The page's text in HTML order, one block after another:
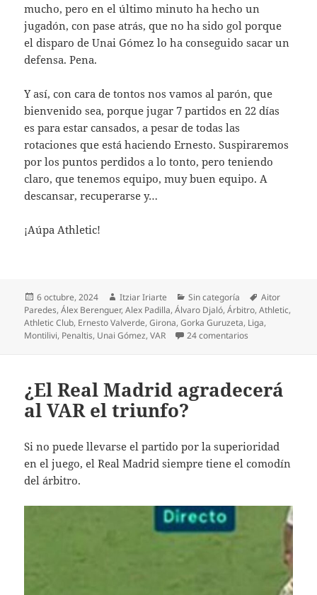
mucho, pero en el último minuto ha hecho un
jugadón, con pase atrás, que no ha sido gol porque
el disparo de Unai Gómez lo ha conseguido sacar un
defensa. Pena.
Y así, con cara de tontos nos vamos al parón, que
bienvenido sea, porque jugar 7 partidos en 22 días
es para estar cansados, a pesar de todas las
rotaciones que está haciendo Ernesto. Suspiraremos
por los puntos perdidos a lo tonto, pero teniendo
claro, que tenemos equipo, muy buen equipo. A
descansar, recuperarse y…
¡Aúpa Athletic!
Publicado
el
6 octubre, 2024 Autor
Itziar Iriarte Categorías
Sin categoría Etiquetas
Aitor
Paredes,Álex Berenguer,Alex Padilla,Álvaro Djaló,Árbitro,Athletic,
Athletic Club, Ernesto Valverde,Girona,Gorka Guruzeta, Liga,
Montilivi, Penaltis, Unai Gómez,VAR 24 comentarios
¿El Real Madrid agradecerá
al VAR el triunfo?
Si no puede llevarse el partido por la superioridad
en el juego, el Real Madrid siempre tiene el comodín
del árbitro.